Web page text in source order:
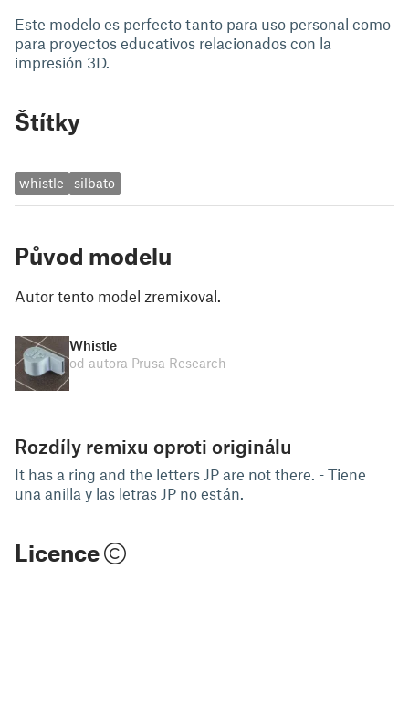
Este modelo es perfecto tanto para uso personal como
para proyectos educativos relacionados con la
impresión 3D.
Štítky
whistle silbato
Původ modelu
Autor tento model zremixoval.
Whistle
od autora Prusa Research
Rozdíly remixu oproti originálu
It has a ring and the letters JP are not there. - Tiene
una anilla y las letras JP no están.
Licence